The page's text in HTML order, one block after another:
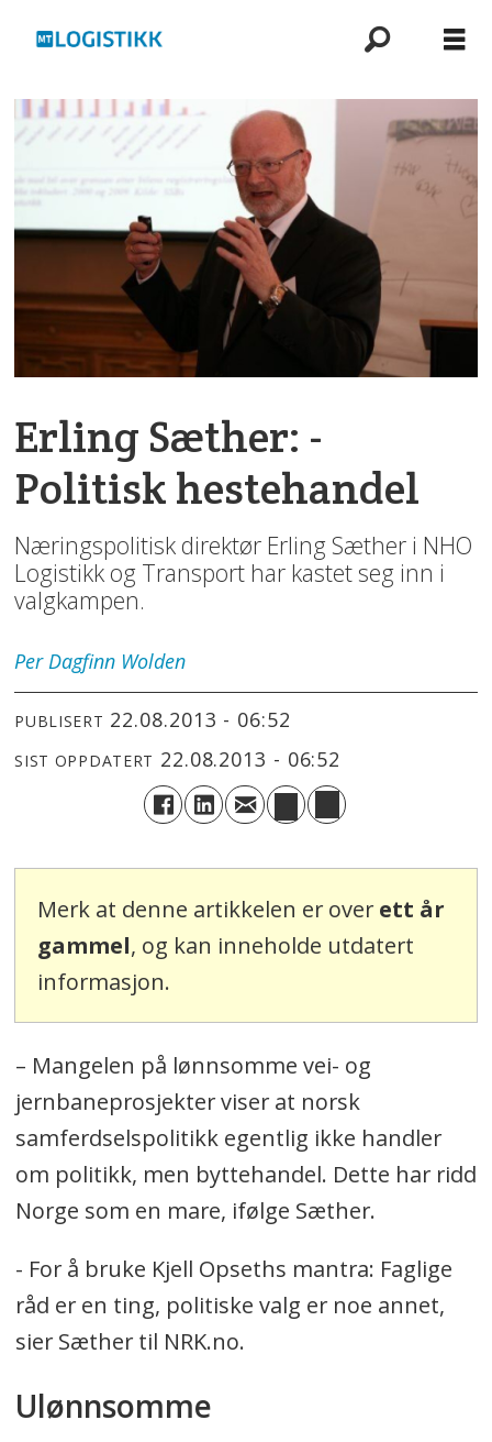
Erling Sæther: -
Politisk hestehandel
Næringspolitisk direktør Erling Sæther i NHO
Logistikk og Transport har kastet seg inn i
valgkampen.
Per Dagfinn Wolden
PUBLISERT 22.08.2013 - 06:52
SIST OPPDATERT 22.08.2013 - 06:52
Merk at denne artikkelen er over ett år
gammel, og kan inneholde utdatert
informasjon.
– Mangelen på lønnsomme vei- og
jernbaneprosjekter viser at norsk
samferdselspolitikk egentlig ikke handler
om politikk, men byttehandel. Dette har ridd
Norge som en mare, ifølge Sæther.
- For å bruke Kjell Opseths mantra: Faglige
råd er en ting, politiske valg er noe annet,
sier Sæther til NRK.no.
Ulønnsomme